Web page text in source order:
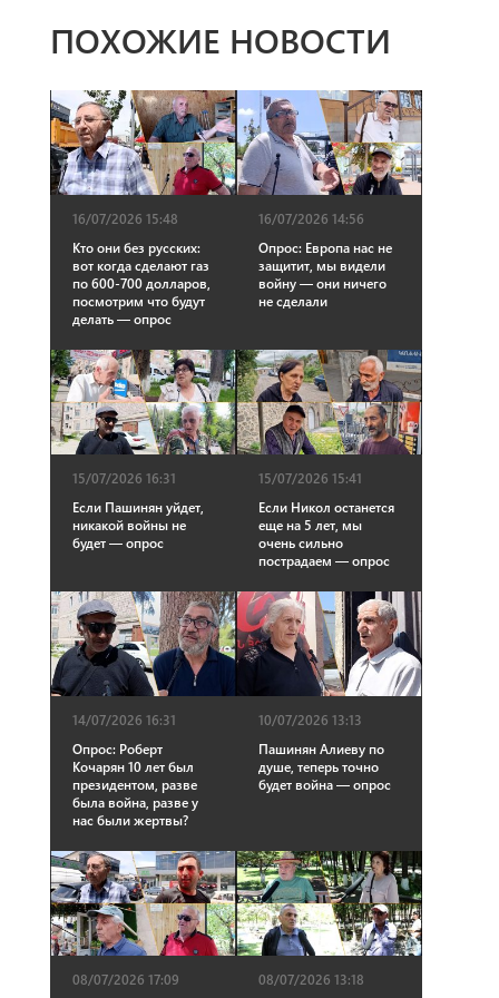
ПОХОЖИЕ НОВОСТИ
16/07/2026 15:48
Кто они без русских:
вот когда сделают газ
по 600-700 долларов,
посмотрим что будут
делать — опрос
16/07/2026 14:56
Опрос: Европа нас не
защитит, мы видели
войну — они ничего
не сделали
15/07/2026 16:31
Если Пашинян уйдет,
никакой войны не
будет — опрос
15/07/2026 15:41
Если Никол останется
еще на 5 лет, мы
очень сильно
пострадаем — опрос
14/07/2026 16:31
Опрос: Роберт
Кочарян 10 лет был
президентом, разве
была война, разве у
нас были жертвы?
10/07/2026 13:13
Пашинян Алиеву по
душе, теперь точно
будет война — опрос
08/07/2026 17:09
08/07/2026 13:18